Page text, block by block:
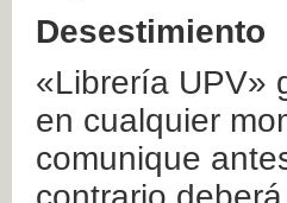
Desestimiento
«Librería UPV»
en cualquier
comunique